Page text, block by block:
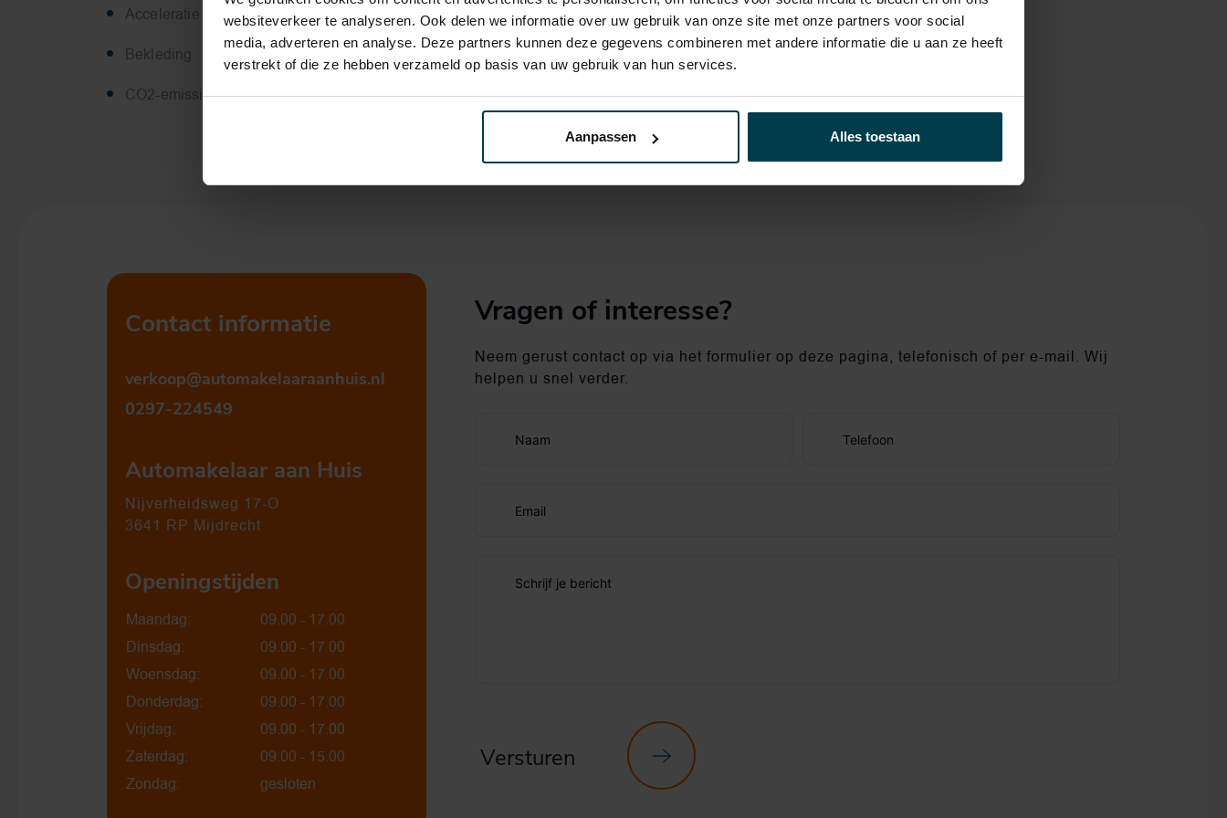
websiteverkeer te analyseren. Ook delen we informatie over uw gebruik van onze site met onze partners voor social
media, adverteren en analyse. Deze partners kunnen deze gegevens combineren met andere informatie die u aan ze heeft
verstrekt of die ze hebben verzameld op basis van uw gebruik van hun services.
Aanpassen Alles toestaan
Acceleratie 0-100
5.7 sec.
Bekleding
Skai
CO2-emissie
216 g/km
Contact informatie
verkoop@automakelaaraanhuis.nl
0297-224549
Automakelaar aan Huis
Nijverheidsweg 17-O
3641 RP Mijdrecht
Openingstijden
Maandag:
09.00 - 17.00
Dinsdag:
09.00 - 17.00
Woensdag:
09.00 - 17.00
Donderdag:
09.00 - 17.00
Vrijdag:
09.00 - 17.00
Zaterdag:
09.00 - 15.00
Zondag:
gesloten
Vragen of interesse?
Neem gerust contact op via het formulier op deze pagina, telefonisch of per e-mail. Wij
helpen u snel verder.
Naam Telefoon
Email
Schrijf je bericht
Versturen